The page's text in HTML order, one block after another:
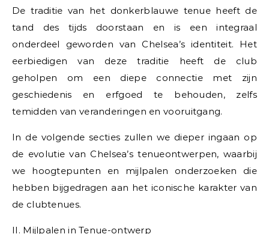
De traditie van het donkerblauwe tenue heeft de
tand des tijds doorstaan en is een integraal
onderdeel geworden van Chelsea’s identiteit. Het
eerbiedigen van deze traditie heeft de club
geholpen om een diepe connectie met zijn
geschiedenis en erfgoed te behouden, zelfs
temidden van veranderingen en vooruitgang.
In de volgende secties zullen we dieper ingaan op
de evolutie van Chelsea’s tenueontwerpen, waarbij
we hoogtepunten en mijlpalen onderzoeken die
hebben bijgedragen aan het iconische karakter van
de clubtenues.
II. Mijlpalen in Tenue-ontwerp